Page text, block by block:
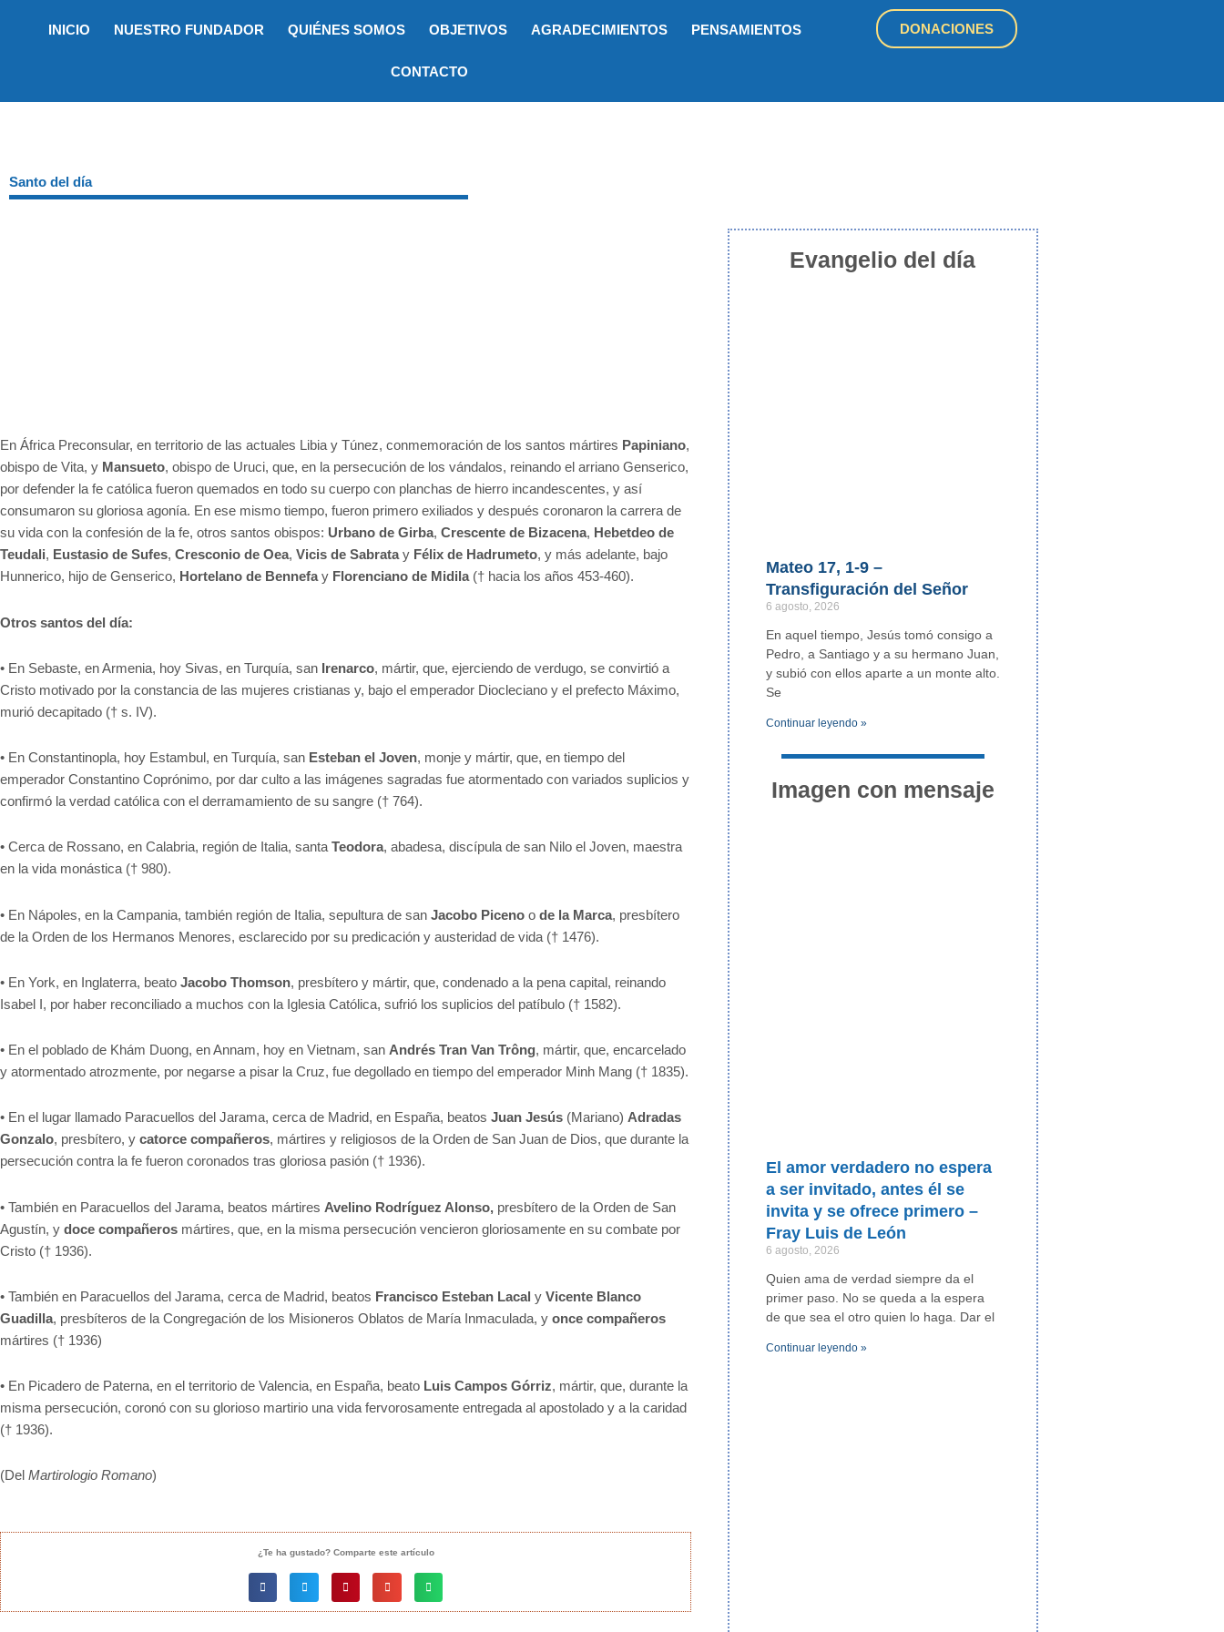
INICIO NUESTRO FUNDADOR QUIÉNES SOMOS OBJETIVOS AGRADECIMIENTOS PENSAMIENTOS
CONTACTO
DONACIONES
Santo del día
En África Preconsular, en territorio de las actuales Libia y Túnez, conmemoración de los santos mártires Papiniano,
obispo de Vita, y Mansueto, obispo de Uruci, que, en la persecución de los vándalos, reinando el arriano Genserico,
por defender la fe católica fueron quemados en todo su cuerpo con planchas de hierro incandescentes, y así
consumaron su gloriosa agonía. En ese mismo tiempo, fueron primero exiliados y después coronaron la carrera de
su vida con la confesión de la fe, otros santos obispos: Urbano de Girba, Crescente de Bizacena, Hebetdeo de
Teudali, Eustasio de Sufes, Cresconio de Oea, Vicis de Sabratay Félix de Hadrumeto, y más adelante, bajo
Hunnerico, hijo de Genserico, Hortelano de Bennefay Florenciano de Midila(† hacia los años 453-460).
Otros santos del día:
• En Sebaste, en Armenia, hoy Sivas, en Turquía, san Irenarco, mártir, que, ejerciendo de verdugo, se convirtió a
Cristo motivado por la constancia de las mujeres cristianas y, bajo el emperador Diocleciano y el prefecto Máximo,
murió decapitado († s. IV).
• En Constantinopla, hoy Estambul, en Turquía, san Esteban el Joven, monje y mártir, que, en tiempo del
emperador Constantino Coprónimo, por dar culto a las imágenes sagradas fue atormentado con variados suplicios y
confirmó la verdad católica con el derramamiento de su sangre († 764).
• Cerca de Rossano, en Calabria, región de Italia, santa Teodora, abadesa, discípula de san Nilo el Joven, maestra
en la vida monástica († 980).
• En Nápoles, en la Campania, también región de Italia, sepultura de san Jacobo Piceno o de la Marca, presbítero
de la Orden de los Hermanos Menores, esclarecido por su predicación y austeridad de vida († 1476).
• En York, en Inglaterra, beato Jacobo Thomson, presbítero y mártir, que, condenado a la pena capital, reinando
Isabel I, por haber reconciliado a muchos con la Iglesia Católica, sufrió los suplicios del patíbulo († 1582).
• En el poblado de Khám Duong, en Annam, hoy en Vietnam, san Andrés Tran Van Trông, mártir, que, encarcelado
y atormentado atrozmente, por negarse a pisar la Cruz, fue degollado en tiempo del emperador Minh Mang († 1835).
• En el lugar llamado Paracuellos del Jarama, cerca de Madrid, en España, beatos Juan Jesús (Mariano) Adradas
Gonzalo, presbítero, y catorce compañeros, mártires y religiosos de la Orden de San Juan de Dios, que durante la
persecución contra la fe fueron coronados tras gloriosa pasión († 1936).
• También en Paracuellos del Jarama, beatos mártires Avelino Rodríguez Alonso, presbítero de la Orden de San
Agustín, y doce compañeros mártires, que, en la misma persecución vencieron gloriosamente en su combate por
Cristo († 1936).
• También en Paracuellos del Jarama, cerca de Madrid, beatos Francisco Esteban Lacal y Vicente Blanco
Guadilla, presbíteros de la Congregación de los Misioneros Oblatos de María Inmaculada, y once compañeros
mártires († 1936)
• En Picadero de Paterna, en el territorio de Valencia, en España, beato Luis Campos Górriz, mártir, que, durante la
misma persecución, coronó con su glorioso martirio una vida fervorosamente entregada al apostolado y a la caridad
(† 1936).
(Del Martirologio Romano)
¿Te ha gustado? Comparte este artículo
Evangelio del día
Mateo 17, 1-9 –
Transfiguración del Señor
6 agosto, 2026
En aquel tiempo, Jesús tomó consigo a
Pedro, a Santiago y a su hermano Juan,
y subió con ellos aparte a un monte alto.
Se
Continuar leyendo »
Imagen con mensaje
El amor verdadero no espera
a ser invitado, antes él se
invita y se ofrece primero –
Fray Luis de León
6 agosto, 2026
Quien ama de verdad siempre da el
primer paso. No se queda a la espera
de que sea el otro quien lo haga. Dar el
Continuar leyendo »